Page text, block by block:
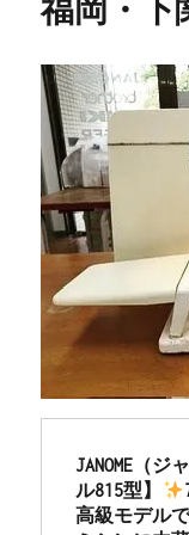
福岡・下
JANOME（
ル815型】
高級モデル